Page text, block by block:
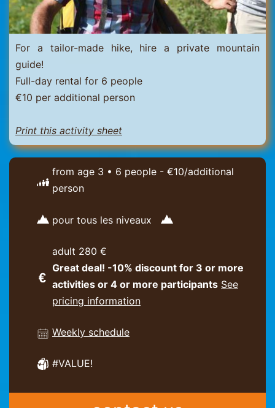
For a tailor-made hike, hire a private mountain
guide!
Full-day rental for 6 people
€10 per additional person
Print this activity sheet
from age 3 • 6 people - €10/additional
person
pour tous les niveaux
adult 280 €
Great deal! -10% discount for 3 or more
activities or 4 or more participants See
pricing information
Weekly schedule
#VALUE!